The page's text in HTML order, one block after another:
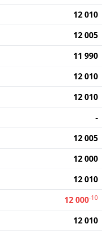
12 010
12 005
11 990
12 010
12 010
-
12 005
12 000
12 010
12 000-10
12 010